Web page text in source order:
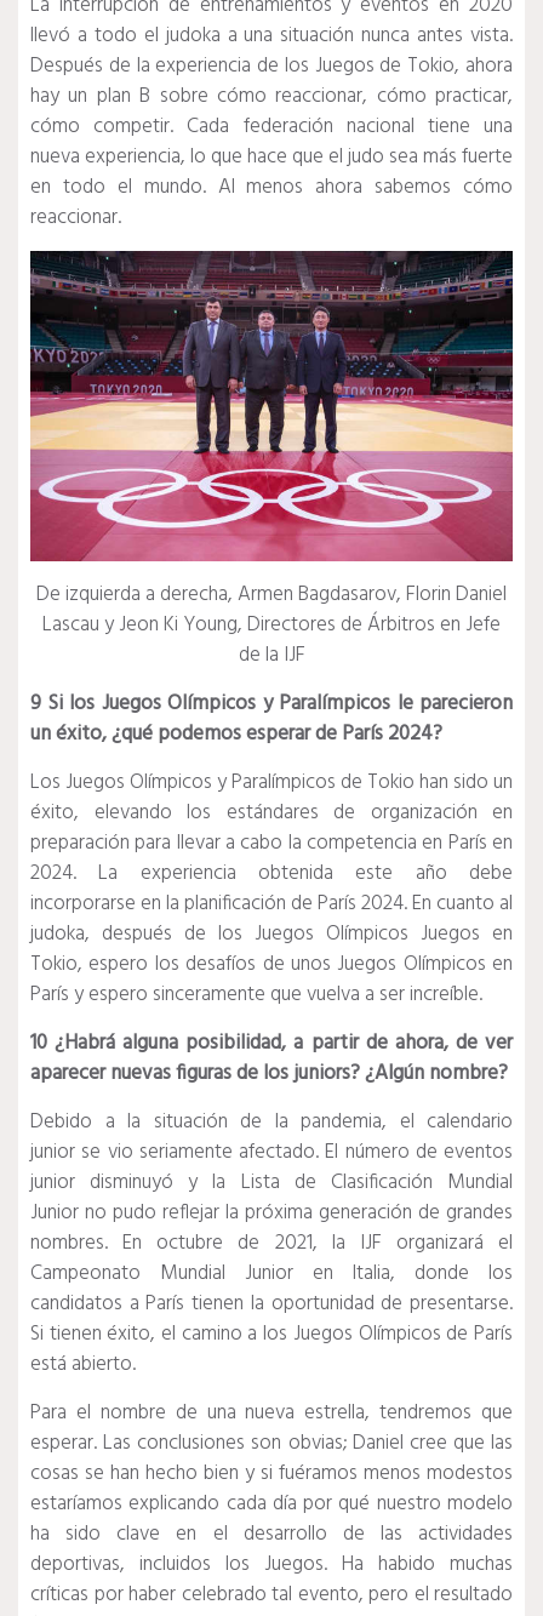
llevó a todo el judoka a una situación nunca antes vista.
Después de la experiencia de los Juegos de Tokio, ahora
hay un plan B sobre cómo reaccionar, cómo practicar,
cómo competir. Cada federación nacional tiene una
nueva experiencia, lo que hace que el judo sea más fuerte
en todo el mundo. Al menos ahora sabemos cómo
reaccionar.
De izquierda a derecha, Armen Bagdasarov, Florin Daniel
Lascau y Jeon Ki Young, Directores de Árbitros en Jefe
de la IJF
9 Si los Juegos Olímpicos y Paralímpicos le parecieron
un éxito, ¿qué podemos esperar de París 2024?
Los Juegos Olímpicos y Paralímpicos de Tokio han sido un
éxito, elevando los estándares de organización en
preparación para llevar a cabo la competencia en París en
2024. La experiencia obtenida este año debe
incorporarse en la planificación de París 2024. En cuanto al
judoka, después de los Juegos Olímpicos Juegos en
Tokio, espero los desafíos de unos Juegos Olímpicos en
París y espero sinceramente que vuelva a ser increíble.
10 ¿Habrá alguna posibilidad, a partir de ahora, de ver
aparecer nuevas figuras de los juniors?¿Algún nombre?
Debido a la situación de la pandemia, el calendario
junior se vio seriamente afectado. El número de eventos
junior disminuyó y la Lista de Clasificación Mundial
Junior no pudo reflejar la próxima generación de grandes
nombres. En octubre de 2021, la IJF organizará el
Campeonato Mundial Junior en Italia, donde los
candidatos a París tienen la oportunidad de presentarse.
Si tienen éxito, el camino a los Juegos Olímpicos de París
está abierto.
Para el nombre de una nueva estrella, tendremos que
esperar. Las conclusiones son obvias; Daniel cree que las
cosas se han hecho bien y si fuéramos menos modestos
estaríamos explicando cada día por qué nuestro modelo
ha sido clave en el desarrollo de las actividades
deportivas, incluidos los Juegos. Ha habido muchas
críticas por haber celebrado tal evento, pero el resultado